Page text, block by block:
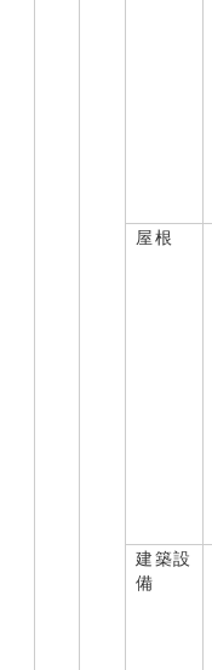
屋根
建築設
備